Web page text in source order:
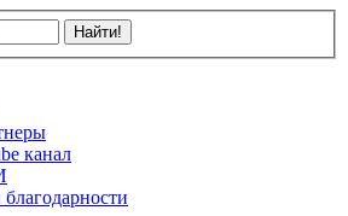
канал